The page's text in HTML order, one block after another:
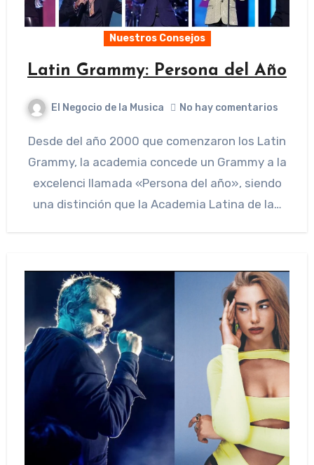
Nuestros Consejos
Latin Grammy: Persona del Año
El Negocio de la Musica No hay comentarios
Desde del año 2000 que comenzaron los Latin
Grammy, la academia concede un Grammy a la
excelenci llamada «Persona del año», siendo
una distinción que la Academia Latina de la…